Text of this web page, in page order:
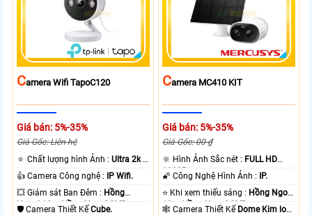
CAmera Wifi TapoC120
Giá bán: 5%-35%
Giá Gốc: Liên hệ
🔅 Chất lượng hình Ảnh :Ultra 2k +
.
👍 Camera Công nghệ :
IP Wifi.
💥 Giám sát Ban Đêm : Hồng
Ngoại 10m Hồng Ngoại SMD.
🛡 Camera Thiết KếCube.
CAmera MC410 KIT
Giá bán: 5%-35%
Giá Gốc: 00 ₫
🔆 Hình Ảnh Sắc nét : FULL HD
1080P .
🌠 Công Nghệ Hình Ảnh :
IP.
⭐ Khi xem thiếu sáng : Hồng Ngoại
10m Hồng Ngoại SMD.
🕸️ Camera Thiết Kế Dome Kim loại